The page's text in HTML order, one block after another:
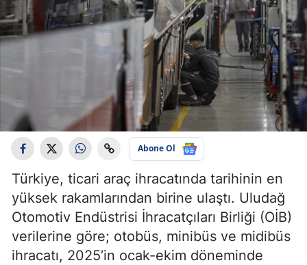
Abone Ol
Türkiye, ticari araç ihracatında tarihinin en
yüksek rakamlarından birine ulaştı. Uludağ
Otomotiv Endüstrisi İhracatçıları Birliği (OİB)
verilerine göre; otobüs, minibüs ve midibüs
ihracatı, 2025’in ocak-ekim döneminde